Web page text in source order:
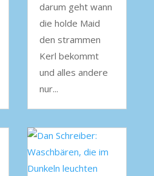
darum geht wann
die holde Maid
den strammen
Kerl bekommt
und alles andere
nur...